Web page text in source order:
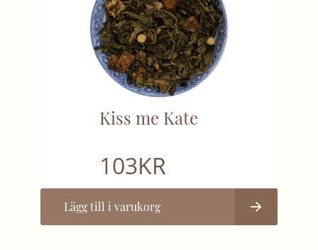
Kiss me Kate
103KR
Lägg till i varukorg